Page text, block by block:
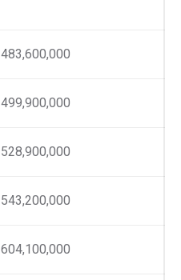
483,600,000
499,900,000
528,900,000
543,200,000
604,100,000